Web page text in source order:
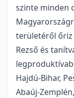
szinte minden
területéről őriz
Rezső és
Hajdú-Bihar,
Abaúj-